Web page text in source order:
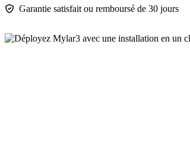
Garantie satisfait ou remboursé de 30 jours